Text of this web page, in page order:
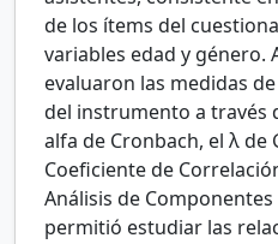
de los ítems del
variables edad y género.
evaluaron las medidas
del instrumento a través
alfa de Cronbach, el λde
Coeficiente de
Análisis de Componentes
permitió estudiar las